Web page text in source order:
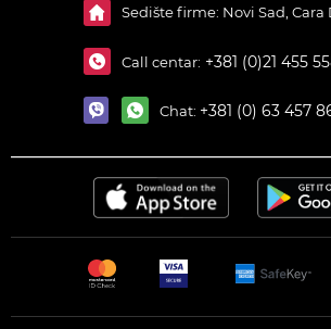
Sedište firme: Novi Sad, Cara
Call centar: +381 (0)21 455
Chat: +381 (0) 63 457